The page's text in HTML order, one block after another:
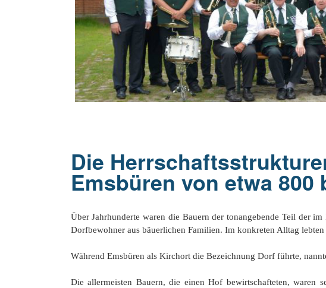
20 Jahrhundert
Die
Emsbüren von etwa 800
Über Jahrhunderte waren die Bauern der tonangebende Teil der
Dorfbewohner aus bäuerlichen Familien. Im konkreten Alltag
Während Emsbüren als Kirchort die Bezeichnung Dorf führte,
Die allermeisten Bauern, die einen Hof bewirtschafteten, waren